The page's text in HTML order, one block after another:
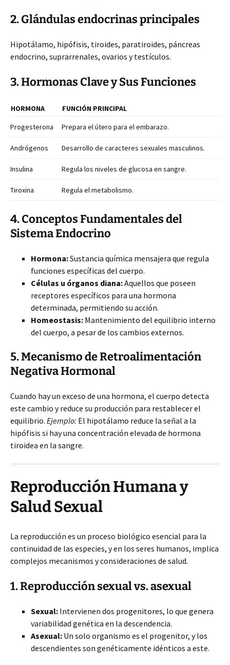
2. Glándulas endocrinas principales
Hipotálamo, hipófisis, tiroides, paratiroides, páncreas
endocrino, suprarrenales, ovarios y testículos.
3. Hormonas Clave y Sus Funciones
HORMONA FUNCIÓN PRINCIPAL
Progesterona
Prepara el útero para el embarazo.
Andrógenos Desarrollo de caracteres sexuales masculinos.
Insulina Regula los niveles de glucosa en sangre.
Tiroxina Regula el metabolismo.
4. Conceptos Fundamentales del
Sistema Endocrino
Hormona:Sustancia química mensajera que regula
funciones específicas del cuerpo.
Células u órganos diana:Aquellos que poseen
receptores específicos para una hormona
determinada, permitiendo su acción.
Homeostasis: Mantenimiento del equilibrio interno
del cuerpo, a pesar de los cambios externos.
5. Mecanismo de Retroalimentación
Negativa Hormonal
Cuando hay un exceso de una hormona, el cuerpo detecta
este cambio y reduce su producción para restablecer el
equilibrio. Ejemplo: El hipotálamo reduce la señal a la
hipófisis si hay una concentración elevada de hormona
tiroidea en la sangre.
Reproducción Humana y
Salud Sexual
La reproducción es un proceso biológico esencial para la
continuidad de las especies, y en los seres humanos, implica
complejos mecanismos y consideraciones de salud.
1. Reproducción sexual vs. asexual
Sexual: Intervienen dos progenitores, lo que genera
variabilidad genética en la descendencia.
Asexual: Un solo organismo es el progenitor, y los
descendientes son genéticamente idénticos a este.